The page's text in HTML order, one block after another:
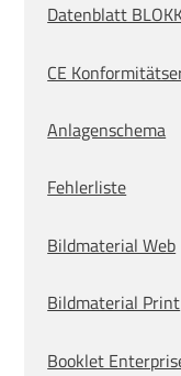
Datenblatt
CE
Anlagenschema
Fehlerliste
Bildmaterial Web
Bildmaterial Print
Booklet